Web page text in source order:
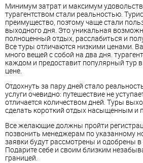
Минимум затрат и максимум
турагентством стали реальностью.
преимущество, поэтому чаще стали
выходного дня. Это уникальная
полноценный отдых, расслабиться и
Все туры отличаются низкими ценами.
много вещей с собой на два дня.
каждом и предоставит популярный тур
цене.
Отдохнуть за пару дней стало
услуги очевидно: путешествие не
отличается количеством дней. Туры
сделать короткий отдых насыщенным и
Все желающие должны пройти
позвонить менеджерам по указанному
заявки будут рассмотрены и одобрены
Подарите себе и своим близким
границей.